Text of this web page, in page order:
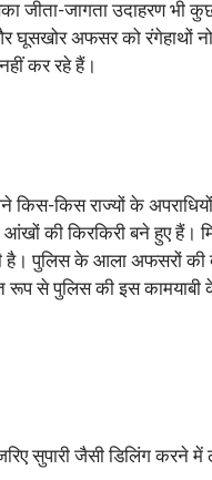
जीता-जागता उदाहरण भी
घूसखोर अफसर को रंगेहाथों
कर रहे हैं।
किस-किस राज्यों के
की किरकिरी बने हुए हैं।
पुलिस के आला अफसरों की
से पुलिस की इस कामयाबी
सुपारी जैसी डिलिंग करने में